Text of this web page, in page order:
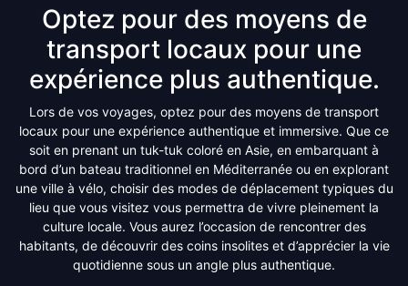
Optez pour des moyens de
transport locaux pour une
expérience plus authentique.
Lors de vos voyages, optez pour des moyens de transport
locaux pour une expérience authentique et immersive. Que ce
soit en prenant un tuk-tuk coloré en Asie, en embarquant à
bord d’un bateau traditionnel en Méditerranée ou en explorant
une ville à vélo, choisir des modes de déplacement typiques du
lieu que vous visitez vous permettra de vivre pleinement la
culture locale. Vous aurez l’occasion de rencontrer des
habitants, de découvrir des coins insolites et d’apprécier la vie
quotidienne sous un angle plus authentique.